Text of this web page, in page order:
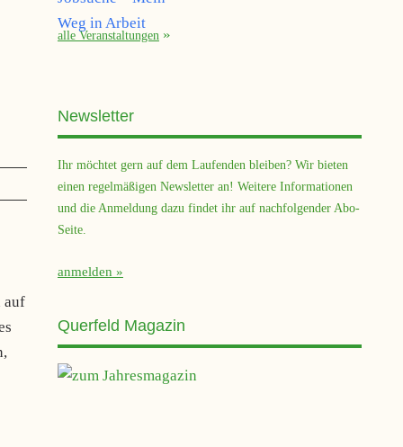
auf
alle Veranstaltungen
Newsletter
Ihr möchtet gern auf dem Laufenden bleiben? Wir bieten
einen regelmäßigen Newsletter an! Weitere Informationen
und die Anmeldung dazu findet ihr auf nachfolgender Abo-
Seite.
anmelden
Querfeld Magazin